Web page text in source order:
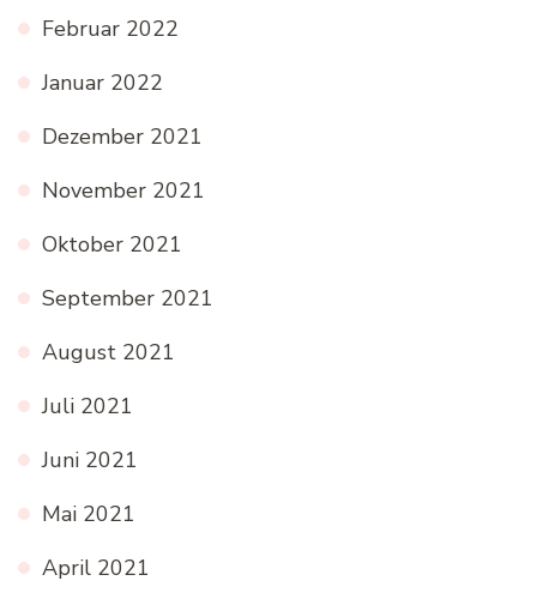
Februar 2022
Januar 2022
Dezember 2021
November 2021
Oktober 2021
September 2021
August 2021
Juli 2021
Juni 2021
Mai 2021
April 2021